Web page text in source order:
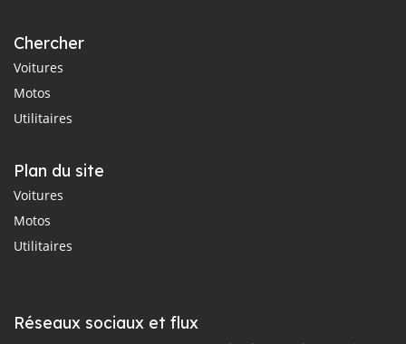
Chercher
Voitures
Motos
Utilitaires
Plan du site
Voitures
Motos
Utilitaires
Réseaux sociaux et flux